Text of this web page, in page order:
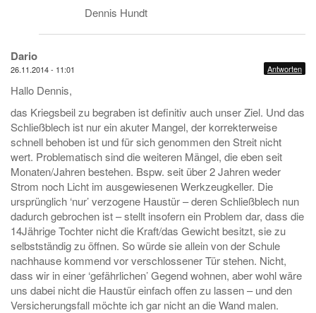
Dennis Hundt
Dario
26.11.2014 - 11:01 Antworten
Hallo Dennis,
das Kriegsbeil zu begraben ist definitiv auch unser Ziel. Und das
Schließblech ist nur ein akuter Mangel, der korrekterweise
schnell behoben ist und für sich genommen den Streit nicht
wert. Problematisch sind die weiteren Mängel, die eben seit
Monaten/Jahren bestehen. Bspw. seit über 2 Jahren weder
Strom noch Licht im ausgewiesenen Werkzeugkeller. Die
ursprünglich ‘nur’ verzogene Haustür – deren Schließblech nun
dadurch gebrochen ist – stellt insofern ein Problem dar, dass die
14Jährige Tochter nicht die Kraft/das Gewicht besitzt, sie zu
selbstständig zu öffnen. So würde sie allein von der Schule
nachhause kommend vor verschlossener Tür stehen. Nicht,
dass wir in einer ‘gefährlichen’ Gegend wohnen, aber wohl wäre
uns dabei nicht die Haustür einfach offen zu lassen – und den
Versicherungsfall möchte ich gar nicht an die Wand malen.